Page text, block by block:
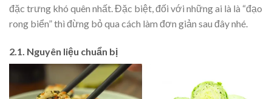
đặc trưng khó quên nhất. Đặc biệt, đối với những ai là là “đạo
rong biển” thì đừng bỏ qua cách làm đơn giản sau đây nhé.
2.1. Nguyên liệu chuẩn bị